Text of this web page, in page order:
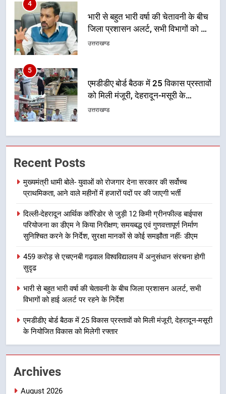
5
एमडीडीए बोर्ड बैठक में 25 विकास प्रस्तावों
को मिली मंजूरी, देहरादून-मसूरी के
6
मुख्यमंत्री पुष्कर सिंह धामी के दिशा-निर्देशों
में पीएम आवास योजना (शहरी) की प्रगति
7
गिरफ्तार
उत्तराखण्ड
8
भारी बारिश का अलर्ट! 6 अगस्त को
देहरादून में स्कूल बंद
उत्तराखण्ड
मुख्यमंत्री धामी बोले- युवाओं को रोजगार
वाले महीनों में हजारों पदों पर की जाएगी
भर्ती
उत्तराखण्ड
Recent Posts
मुख्यमंत्री धामी बोले- युवाओं को रोजगार देना सरकार की सर्वोच्च
प्राथमिकता, आने वाले महीनों में हजारों पदों पर की जाएगी भर्ती
दिल्ली-देहरादून आर्थिक कॉरिडोर से जुड़ी 12 किमी ग्रीनफील्ड बाईपास
परियोजना का डीएम ने किया निरीक्षण; समयबद्ध एवं गुणवत्तापूर्ण निर्माण
सुनिश्चित करने के निर्देश, सुरक्षा मानकों से कोई समझौता नहींः डीएम
459 करोड़ से एचएनबी गढ़वाल विश्वविद्यालय में अनुसंधान संरचना होगी
सुदृढ
भारी से बहुत भारी वर्षा की चेतावनी के बीच जिला प्रशासन अलर्ट, सभी
विभागों को हाई अलर्ट पर रहने के निर्देश
एमडीडीए बोर्ड बैठक में 25 विकास प्रस्तावों को मिली मंजूरी, देहरादून-मसूरी
के नियोजित विकास को मिलेगी रफ्तार
Archives
August 2026